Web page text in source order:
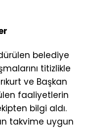
belediye
titizlikle
ve Başkan
faaliyetlerin
bilgi aldı.
takvime uygun